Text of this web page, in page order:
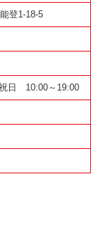
登1-18-5
10:00～19:00